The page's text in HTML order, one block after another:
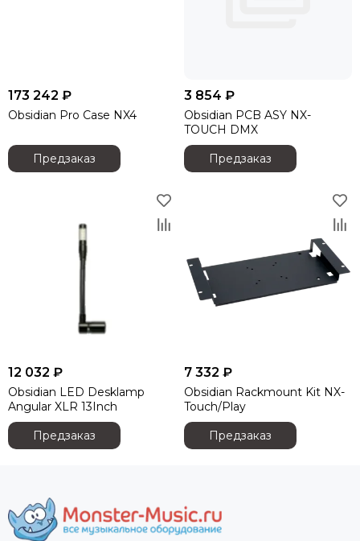
S-Track
TASCAM
TC electronic
Televic
Turbosound
Van den Hul
Русскиий туман
Яrilo
NEVOD
DSPPA
FDB Audio
DPA
Genelec
173 242 ₽
Obsidian Pro Case NX4
Предзаказ
3 854 ₽
Obsidian PCB ASY NX-
TOUCH DMX
Предзаказ
12 032 ₽
Obsidian LED Desklamp
Angular XLR 13Inch
Предзаказ
7 332 ₽
Obsidian Rackmount Kit NX-
Touch/Play
Предзаказ